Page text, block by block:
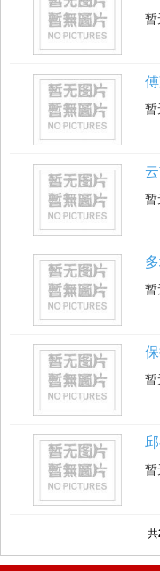
暂
暂
暂
暂
暂
暂
共